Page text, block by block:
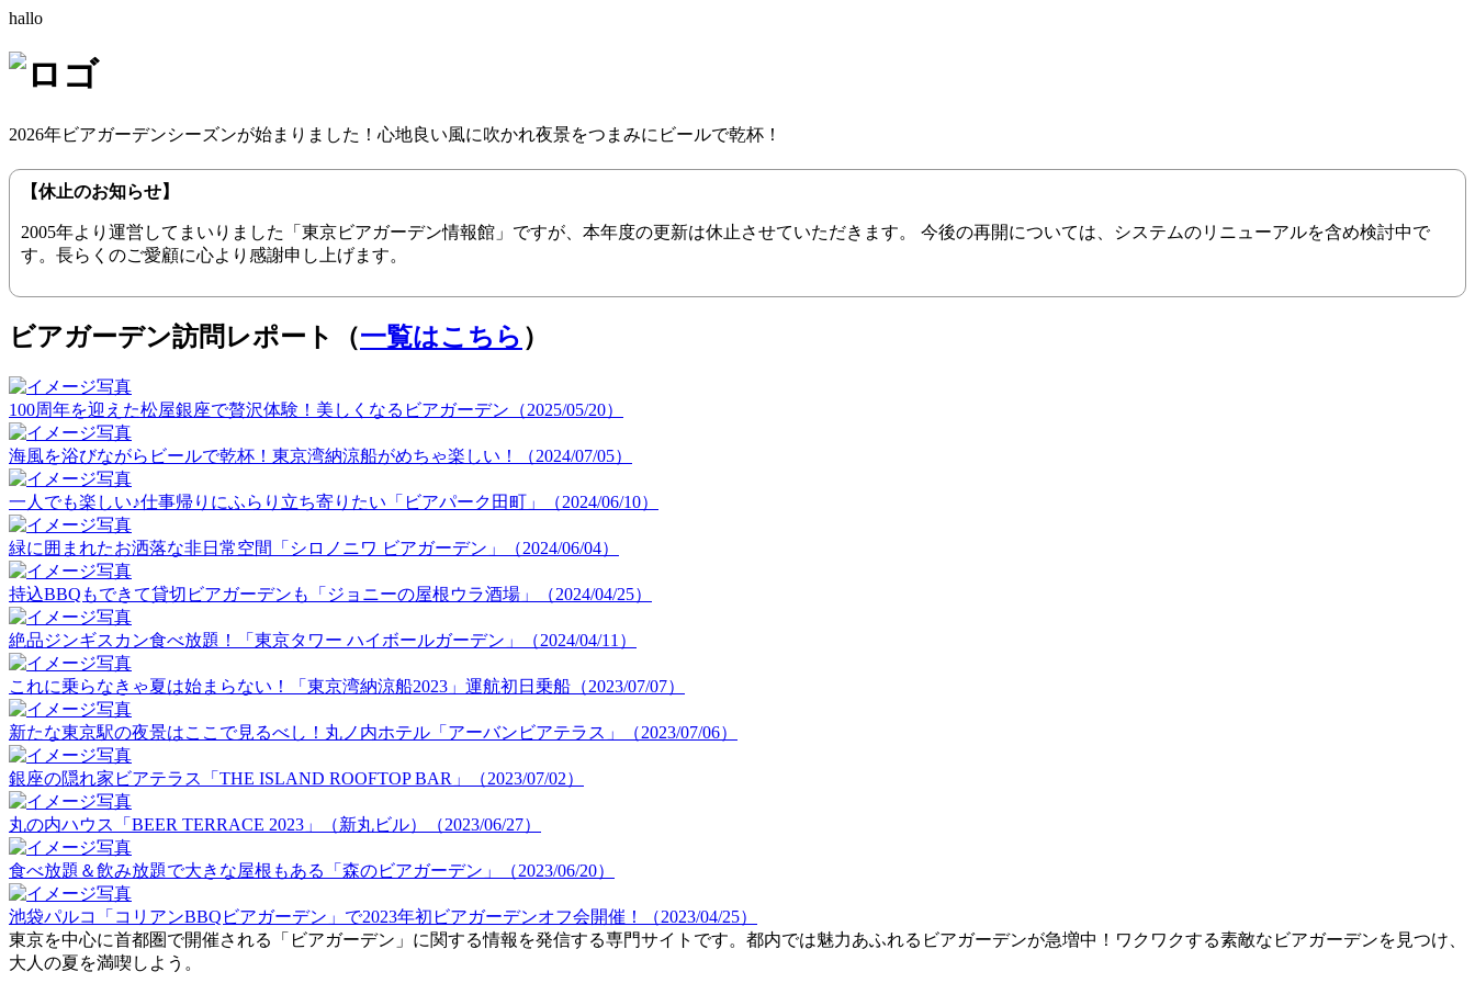
hallo
2026年ビアガーデンシーズンが始まりました！心地良い風に吹かれ夜景をつまみにビールで乾杯！
【休止のお知らせ】
2005年より運営してまいりました「東京ビアガーデン情報館」ですが、本年度の更新は休止させていただきます。 今後の再開については、システムのリニューアルを含め検討中で
す。長らくのご愛顧に心より感謝申し上げます。
ビアガーデン訪問レポート（一覧はこちら ）
100周年を迎えた松屋銀座で贅沢体験！美しくなるビアガーデン（2025/05/20）
海風を浴びながらビールで乾杯！東京湾納涼船がめちゃ楽しい！（2024/07/05）
一人でも楽しい♪仕事帰りにふらり立ち寄りたい「ビアパーク田町」（2024/06/10）
緑に囲まれたお洒落な非日常空間「シロノニワ ビアガーデン」（2024/06/04）
持込BBQもできて貸切ビアガーデンも「ジョニーの屋根ウラ酒場」（2024/04/25）
絶品ジンギスカン食べ放題！「東京タワー ハイボールガーデン」（2024/04/11）
これに乗らなきゃ夏は始まらない！「東京湾納涼船2023」運航初日乗船（2023/07/07）
新たな東京駅の夜景はここで見るべし！丸ノ内ホテル「アーバンビアテラス」（2023/07/06）
銀座の隠れ家ビアテラス「THE ISLAND ROOFTOP BAR」（2023/07/02）
丸の内ハウス「BEER TERRACE 2023」（新丸ビル）（2023/06/27）
食べ放題＆飲み放題で大きな屋根もある「森のビアガーデン」（2023/06/20）
池袋パルコ「コリアンBBQビアガーデン」で2023年初ビアガーデンオフ会開催！（2023/04/25）
東京を中心に首都圏で開催される「ビアガーデン」に関する情報を発信する専門サイトです。都内では魅力あふれるビアガーデンが急増中！ワクワクする素敵なビアガーデンを見つけ、
大人の夏を満喫しよう。